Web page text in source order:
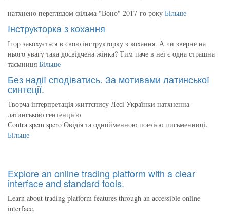
натхнено переглядом фільма "Воно" 2017-го року Більше
Інструкторка з кохання
Ігор закохується в свою інструкторку з кохання. А чи зверне на
нього увагу така досвідчена жінка? Тим паче в неї є одна страшна
таємниця Більше
Без надії сподіватись. За мотивами латинської
синтеції.
Творча інтерпретація життєпису Лесі Українки натхненна
латинською сентенцією
Contra spem spero Овідія та однойменною поезією письменниці.
Більше
Explore an online trading platform with a clear
interface and standard tools.
Learn about trading platform features through an accessible online
interface.